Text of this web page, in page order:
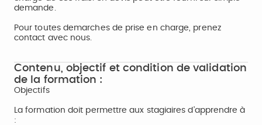
demande.
Pour toutes demarches de prise en charge, prenez
contact avec nous.
Contenu, objectif et condition de validation
de la formation :
Objectifs
La formation doit permettre aux stagiaires d’apprendre à
: